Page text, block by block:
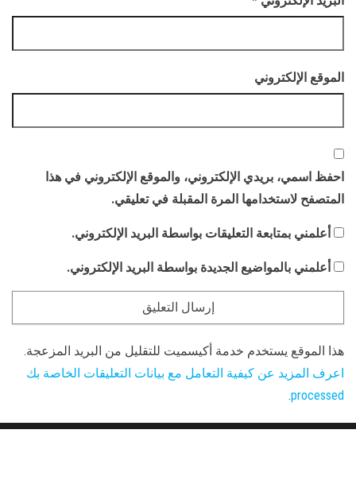
الموقع الإلكتروني
احفظ اسمي، بريدي الإلكتروني، والموقع الإلكتروني في هذا
المتصفح لاستخدامها المرة المقبلة في تعليقي.
أعلمني بمتابعة التعليقات بواسطة البريد الإلكتروني.
أعلمني بالمواضيع الجديدة بواسطة البريد الإلكتروني.
هذا الموقع يستخدم خدمة أكيسميت للتقليل من البريد المزعجة.
اعرف المزيد عن كيفية التعامل مع بيانات التعليقات الخاصة بك
processed
.